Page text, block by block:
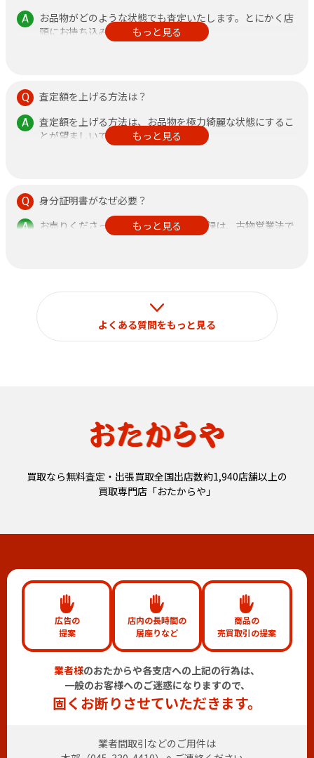
お品物がどのような状態でも査定いたします。とにかく店
頭にお持ち込みください。
その他、不安なことがありましたら何なりと店頭にお申し
もっと見る
査定額を上げる方法は？
査定額を上げる方法は、お品物を極力綺麗な状態にするこ
とが望ましいです。
また、鑑定書がある方が査定額アップに繋がりますので、
もっと見る
身分証明書がなぜ必要？
お売りくださった方の身分証明書の記録は、古物営業法で
定められておりますのでご了承ください。
もっと見る
よくある質問をもっと見る
買取なら無料査定・出張買取全国出店数約1,940店舗以上の
買取専門店「おたからや」
広告の
提案
店内の長時間の
居座りなど
商品の
売買取引の提案
業者様のおたからや各支店への上記の行為は、
一般のお客様へのご迷惑になりますので、
固くお断りさせていただきます。
業者間取引などのご用件は